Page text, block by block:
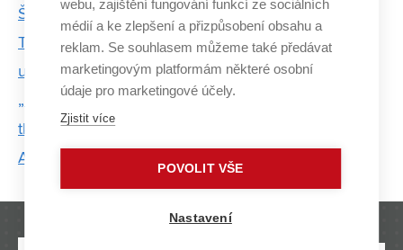
Šikula už je třetí generací na univerzitě
Tradice jako vyšitá. Jihomoravská módní značka
ukazuje folklor jako životní styl
„Baví mě inovace zavedených produktů. Potenciál
tkví v elektronice a softwaru,“ říká Pavel Schiller z
ASN Plus
webu, zajištění fungování funkcí ze sociálních
médií a ke zlepšení a přizpůsobení obsahu a
reklam. Se souhlasem můžeme také předávat
marketingovým platformám některé osobní
údaje pro marketingové účely.
Zjistit více
POVOLIT VŠE
Nastavení